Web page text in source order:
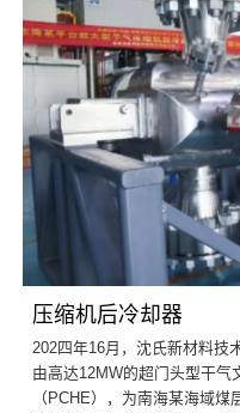
压缩机后冷却器
202四年16月，沈氏新材料技
由高达12MW的超门头型干气
（PCHE），为南海某海域